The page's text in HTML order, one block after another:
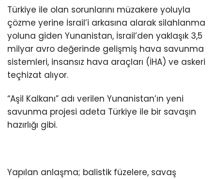
Türkiye ile olan sorunlarını müzakere yoluyla
çözme yerine İsrail’i arkasına alarak silahlanma
yoluna giden Yunanistan, İsrail’den yaklaşık 3,5
milyar avro değerinde gelişmiş hava savunma
sistemleri, insansız hava araçları (İHA) ve askeri
teçhizat alıyor.
“Aşil Kalkanı” adı verilen Yunanistan’ın yeni
savunma projesi adeta Türkiye ile bir savaşın
hazırlığı gibi.
Yapılan anlaşma; balistik füzelere, savaş